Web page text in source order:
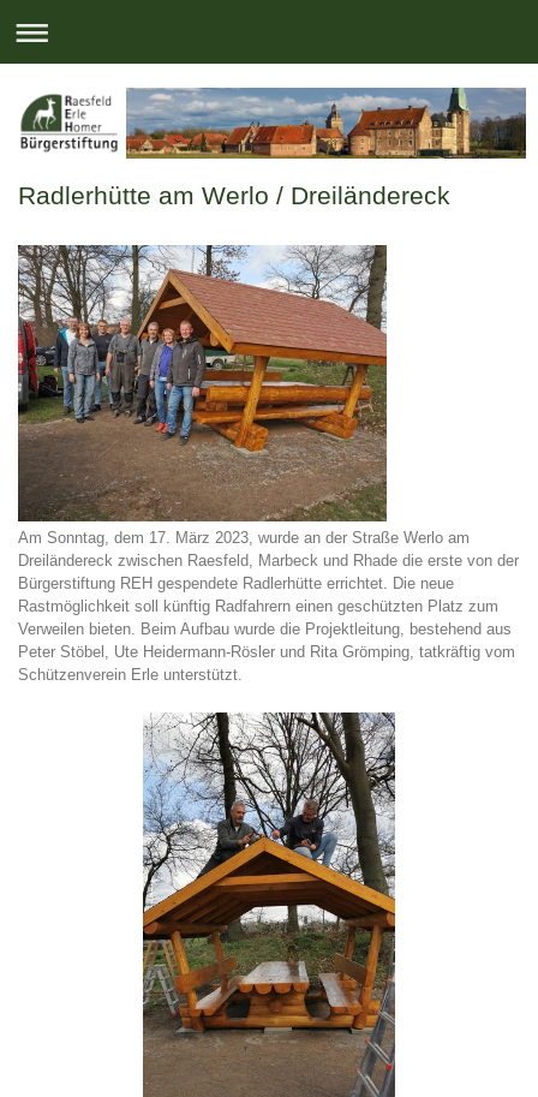
Radlerhütte am Werlo / Dreiländereck
Am Sonntag, dem 17. März 2023, wurde an der Straße Werlo am
Dreiländereck zwischen Raesfeld, Marbeck und Rhade die erste von der
Bürgerstiftung REH gespendete Radlerhütte errichtet. Die neue
Rastmöglichkeit soll künftig Radfahrern einen geschützten Platz zum
Verweilen bieten. Beim Aufbau wurde die Projektleitung, bestehend aus
Peter Stöbel, Ute Heidermann-Rösler und Rita Grömping, tatkräftig vom
Schützenverein Erle unterstützt.